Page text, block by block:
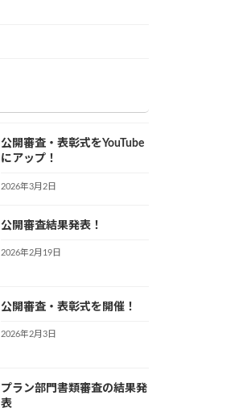
公開審査・表彰式をYouTube
にアップ！
2026年3月2日
公開審査結果発表！
2026年2月19日
公開審査・表彰式を開催！
2026年2月3日
プラン部門書類審査の結果発
表